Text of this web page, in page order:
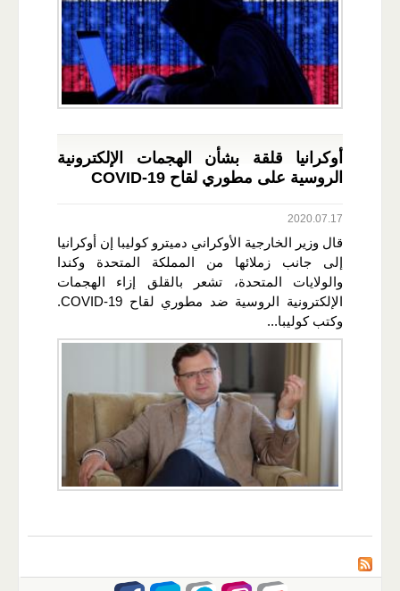
أوكرانيا قلقة بشأن الهجمات الإلكترونية
الروسية على مطوري لقاح COVID-19
2020.07.17
قال وزير الخارجية الأوكراني دميترو كوليبا إن أوكرانيا
إلى جانب زملائها من المملكة المتحدة وكندا
والولايات المتحدة، تشعر بالقلق إزاء الهجمات
الإلكترونية الروسية ضد مطوري لقاح COVID-19.
وكتب كوليبا...